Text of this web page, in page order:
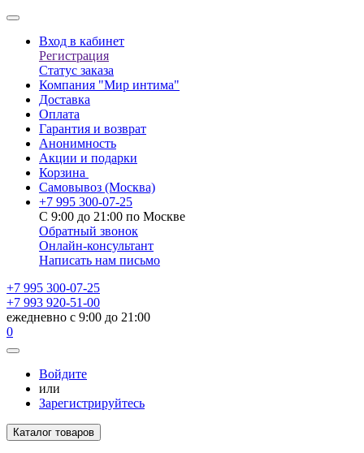
Вход в кабинет
Регистрация
Статус заказа
Компания "Мир интима"
Доставка
Оплата
Гарантия и возврат
Анонимность
Акции и подарки
Корзина
Самовывоз (Москва)
+7 995 300-07-25
С 9:00 до 21:00 по Москве
Обратный звонок
Онлайн-консультант
Написать нам письмо
+7 995 300-07-25
+7 993 920-51-00
ежедневно с 9:00 до 21:00
0
Войдите
или
Зарегистрируйтесь
Каталог товаров